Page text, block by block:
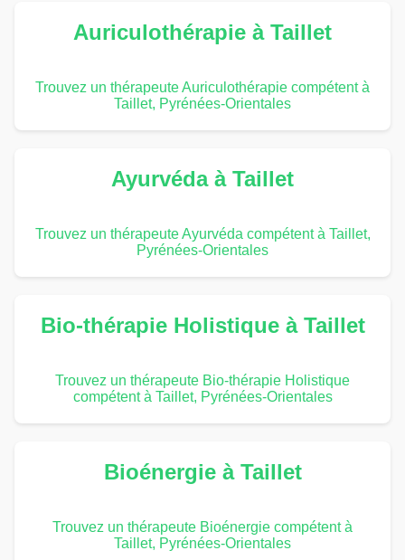
Auriculothérapie à Taillet
Trouvez un thérapeute Auriculothérapie compétent à
Taillet, Pyrénées-Orientales
Ayurvéda à Taillet
Trouvez un thérapeute Ayurvéda compétent à Taillet,
Pyrénées-Orientales
Bio-thérapie Holistique à Taillet
Trouvez un thérapeute Bio-thérapie Holistique
compétent à Taillet, Pyrénées-Orientales
Bioénergie à Taillet
Trouvez un thérapeute Bioénergie compétent à
Taillet, Pyrénées-Orientales